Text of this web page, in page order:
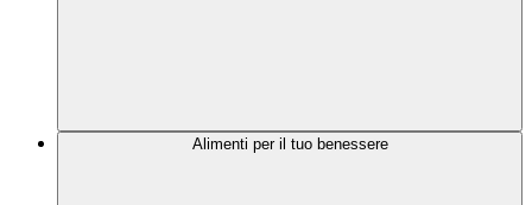
Alimenti per il tuo benessere